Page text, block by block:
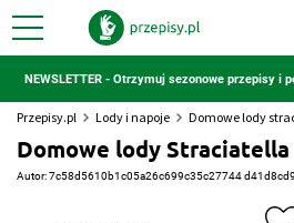
NEWSLETTER - Otrzymuj sezonowe przepisy i
Przepisy.pl Lody i napoje Domowe lody
Domowe lody Straciatella
Autor:7c58d5610b1c05a26c699c35c27744